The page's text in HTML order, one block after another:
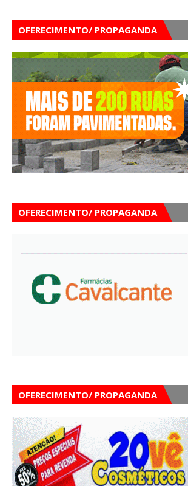
OFERECIMENTO/ PROPAGANDA
OFERECIMENTO/ PROPAGANDA
OFERECIMENTO/ PROPAGANDA